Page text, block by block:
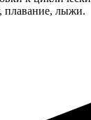
плавание, лыжи.